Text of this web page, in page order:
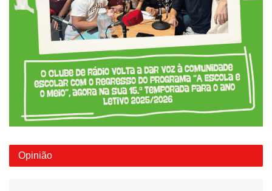
Opinião